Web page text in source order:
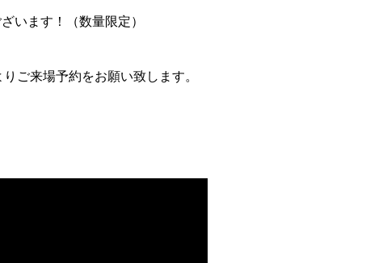
います！（数量限定）
ご来場予約をお願い致します。